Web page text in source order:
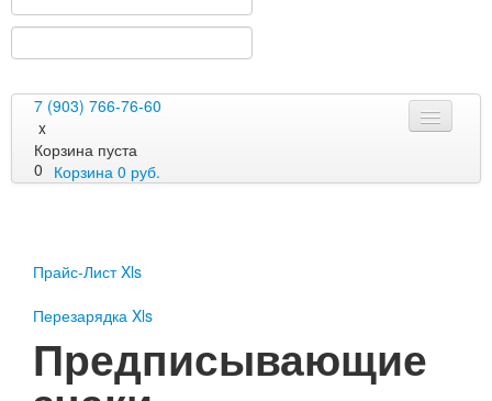
7 (903) 766-76-60
x
Корзина пуста
0 Корзина 0 руб.
Перезарядка ОП
Перезарядка ОВП
Доставка
Прайс-Лист Xls
Перезарядка Xls
Предписывающие